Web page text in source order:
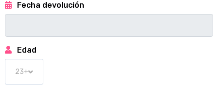
Fecha devolución
Edad